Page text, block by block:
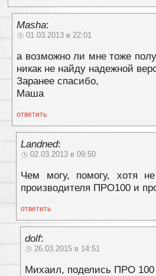
Masha:
01.03.2013 в 22:01
а возможно ли мне тоже
никак не найду надежной
Заранее спасибо,
Маша
ответить
Landned:
02.03.2013 в 09:50
Чем могу, помогу, хотя
производителя ПРО100 и
ответить
dolf:
26.03.2015 в 14:51
Михаил, поделись ПРО 100